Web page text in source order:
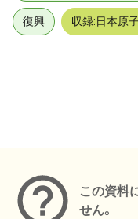
復興 収録:日本原
この資料
せん。